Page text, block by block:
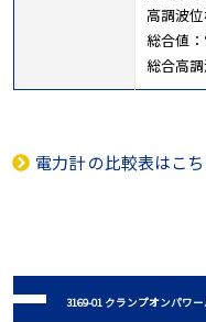
高調波
総合値
総合高
電力計の比較表はこ
3169-01 クランプオンパワ